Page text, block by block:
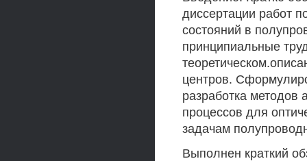
диссертации работ
состояний в
принципиальные
центров.
разработка методов
процессов для
задачам
Выполнен краткий